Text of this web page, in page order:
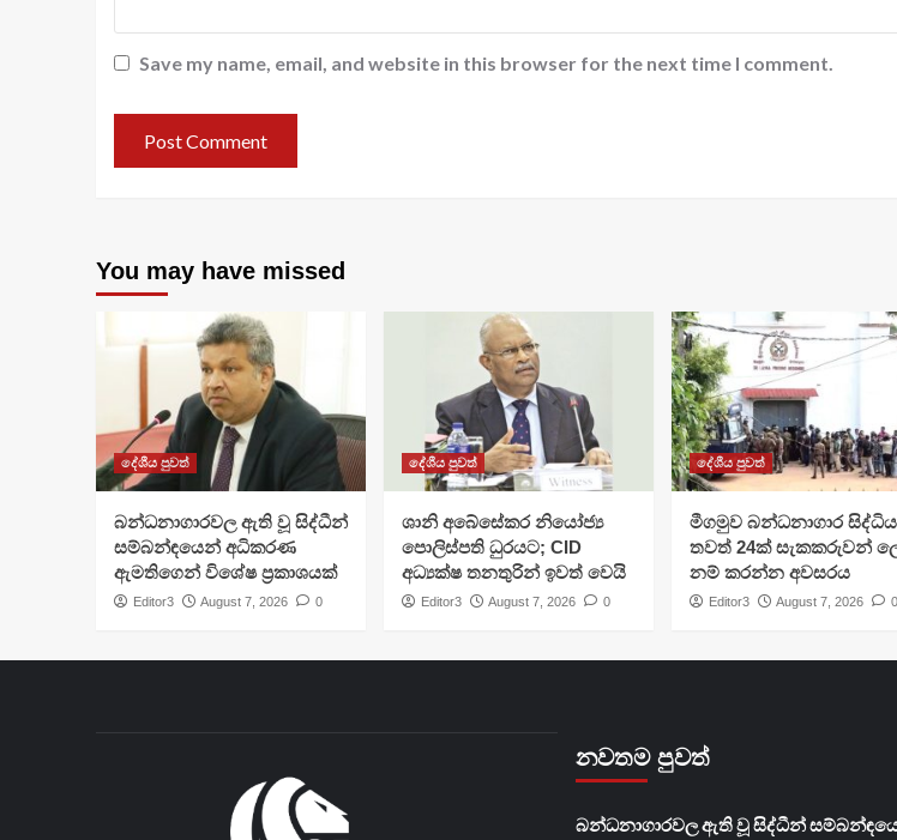
Save my name, email, and website in this browser for the next time I comment.
You may have missed
දේශීය පුවත්
බන්ධනාගාරවල ඇති වූ සිද්ධීන්
සම්බන්ඳයෙන් අධිකරණ
ඇමතිගෙන් විශේෂ ප්‍රකාශයක්
Editor3 August 7, 2026 0
දේශීය පුවත්
ශානි අබේසේකර නියෝජ්‍ය
පොලිස්පති ධුරයට; CID
අධ්‍යක්ෂ තනතුරින් ඉවත් වෙයි
Editor3 August 7, 2026 0
දේශීය පුවත්
මීගමුව බන්ධනාගාර
තවත් 24ක් සැකකරුවන්
නම් කරන්න අවසරය
Editor3 August 7, 2026 0
නවතම පුවත්
බන්ධනාගාරවල ඇති වූ සිද්ධීන්